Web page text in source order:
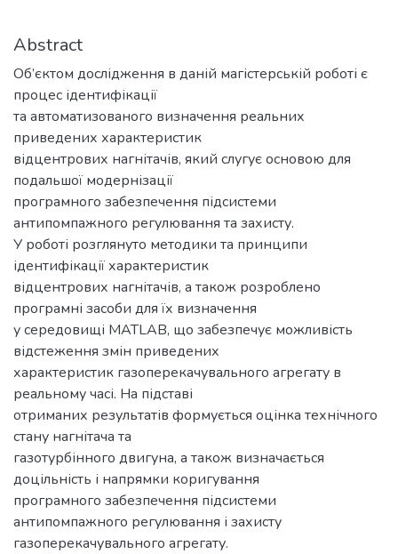
Abstract
Об’єктом дослідження в даній магістерській роботі є
процес ідентифікації
та автоматизованого визначення реальних
приведених характеристик
відцентрових нагнітачів, який слугує основою для
подальшої модернізації
програмного забезпечення підсистеми
антипомпажного регулювання та захисту.
У роботі розглянуто методики та принципи
ідентифікації характеристик
відцентрових нагнітачів, а також розроблено
програмні засоби для їх визначення
у середовищі MATLAB, що забезпечує можливість
відстеження змін приведених
характеристик газоперекачувального агрегату в
реальному часі. На підставі
отриманих результатів формується оцінка технічного
стану нагнітача та
газотурбінного двигуна, а також визначається
доцільність і напрямки коригування
програмного забезпечення підсистеми
антипомпажного регулювання і захисту
газоперекачувального агрегату.